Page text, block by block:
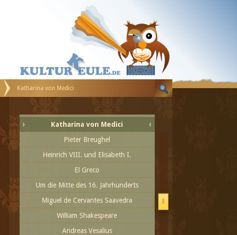
Katharina von Medici
Meisterleistungen der Künste im Schatten
des Scheiterhaufens
Von Benvenuto Cellini bis zum Ende des
Jahrhunderts
Cellini und Nostradamus - Die ersten
Jahre
Katharina von Medici
Pieter Breughel
Heinrich VIII. und Elisabeth I.
El Greco
Um die Mitte des 16. Jahrhunderts
Miguel de Cervantes Saavedra
William Shakespeare
Andreas Vesalius